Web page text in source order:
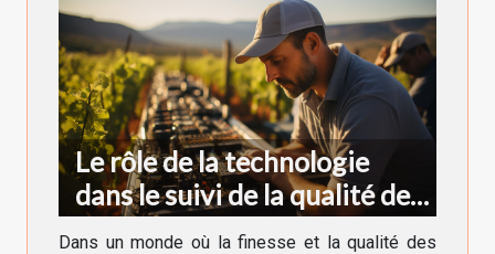
Le rôle de la technologie
dans le suivi de la qualité des
vins argentins
Dans un monde où la finesse et la qualité des